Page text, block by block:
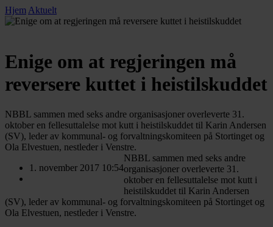
Hjem Aktuelt
Enige om at regjeringen må
reversere kuttet i heistilskuddet
NBBL sammen med seks andre organisasjoner overleverte 31.
oktober en fellesuttalelse mot kutt i heistilskuddet til Karin Andersen
(SV), leder av kommunal- og forvaltningskomiteen på Stortinget og
Ola Elvestuen, nestleder i Venstre.
1. november 2017 10:54
NBBL sammen med seks andre
organisasjoner overleverte 31.
oktober en fellesuttalelse mot kutt i
heistilskuddet til Karin Andersen
(SV), leder av kommunal- og forvaltningskomiteen på Stortinget og
Ola Elvestuen, nestleder i Venstre.